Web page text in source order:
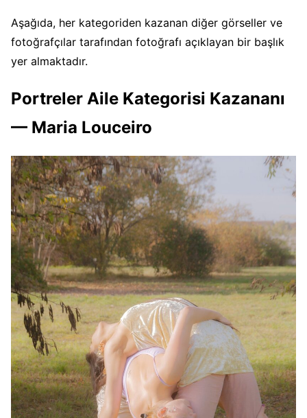
Aşağıda, her kategoriden kazanan diğer görseller ve
fotoğrafçılar tarafından fotoğrafı açıklayan bir başlık
yer almaktadır.
Portreler Aile Kategorisi Kazananı
— Maria Louceiro